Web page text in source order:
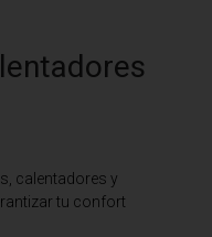
calentadores y
tu confort